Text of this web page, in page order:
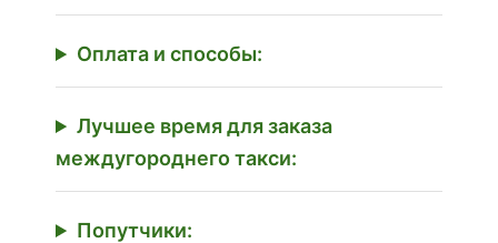
Оплата и способы:
Лучшее время для заказа
междугороднего такси:
Попутчики: